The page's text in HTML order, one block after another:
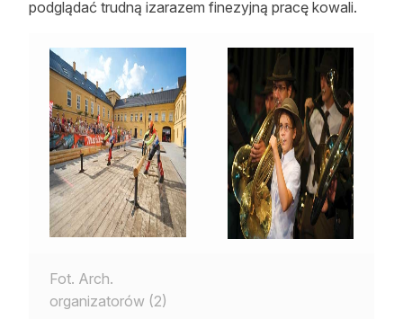
podglądać trudną izarazem finezyjną pracę kowali.
Fot. Arch.
organizatorów (2)